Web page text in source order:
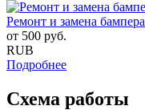
Ремонт и замена бампера
от 500 руб.
RUB
Подробнее
Схема работы